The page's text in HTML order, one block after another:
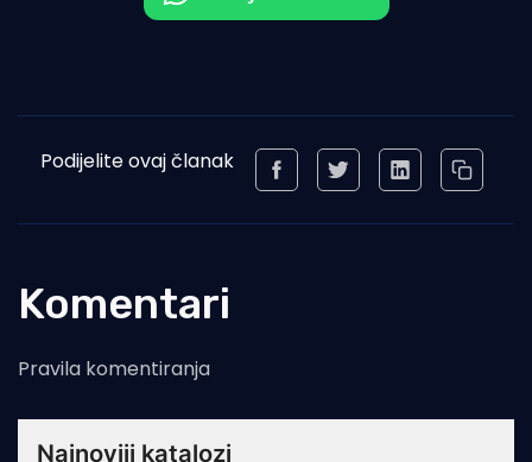
Podijelite ovaj članak
Komentari
Pravila komentiranja